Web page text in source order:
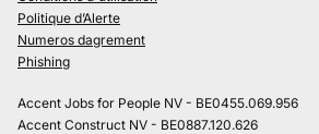
Politique d’Alerte
Numeros dagrement
Phishing
Accent Jobs for People NV - BE0455.069.956
Accent Construct NV - BE0887.120.626